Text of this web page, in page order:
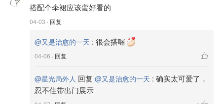
搭配个伞裙应该蛮好看的
04-03 · 回复
@又是治愈的一天 : 很会搭喔
04-06 · 回复
@星光局外人 回复 @又是治愈的一天 : 确实太可爱了，
忍不住带出门展示